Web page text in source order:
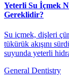
Yeterli Su İçmek
Gereklidir?
Su içmek, dişleri
tükürük akışını
suyunda yeterli
General Dentistry